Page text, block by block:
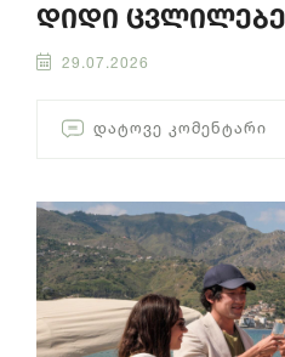
დიდი
29.07.2026
ᲓᲐᲢᲝᲕᲔ ᲙᲝᲛᲔᲜᲢᲐᲠᲘ